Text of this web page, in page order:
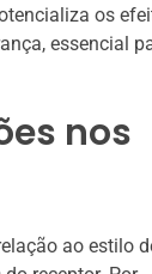
os
essencial
nos
ao estilo